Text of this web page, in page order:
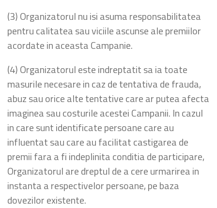
(3) Organizatorul nu isi asuma responsabilitatea
pentru calitatea sau viciile ascunse ale premiilor
acordate in aceasta Campanie.
(4) Organizatorul este indreptatit sa ia toate
masurile necesare in caz de tentativa de frauda,
abuz sau orice alte tentative care ar putea afecta
imaginea sau costurile acestei Campanii. In cazul
in care sunt identificate persoane care au
influentat sau care au facilitat castigarea de
premii fara a fi indeplinita conditia de participare,
Organizatorul are dreptul de a cere urmarirea in
instanta a respectivelor persoane, pe baza
dovezilor existente.